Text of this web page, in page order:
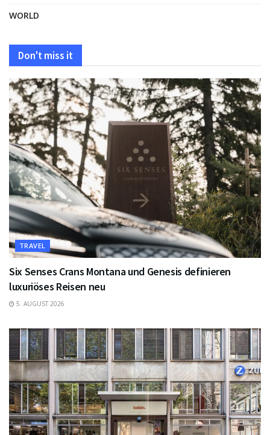
WORLD
Don't miss it
TRAVEL
Six Senses Crans Montana und Genesis definieren
luxuriöses Reisen neu
5. AUGUST 2026